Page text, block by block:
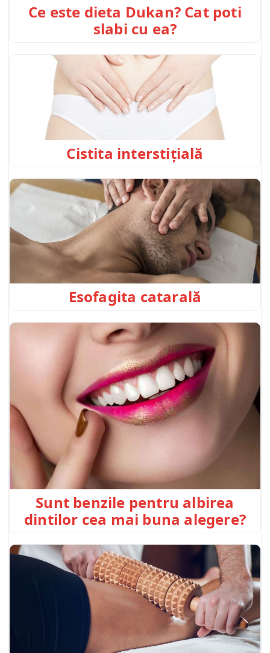
Ce este dieta Dukan? Cat poti
slabi cu ea?
Cistita interstițială
Esofagita catarală
Sunt benzile pentru albirea
dintilor cea mai buna alegere?